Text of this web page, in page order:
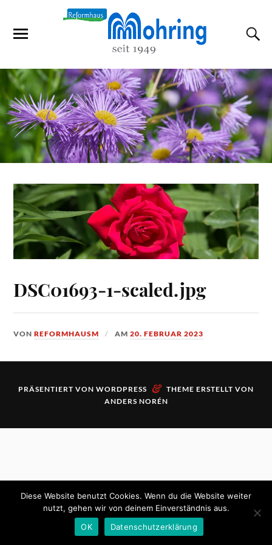
DSC01693-1-scaled.jpg
VONREFORMHAUSM AM20. FEBRUAR 2023
PRÄSENTIERT VON WORDPRESS & THEME ERSTELLT VON
ANDERS NORÉN
Diese Website benutzt Cookies. Wenn du die Website weiter
nutzt, gehen wir von deinem Einverständnis aus.
OK
Datenschutzerklärung